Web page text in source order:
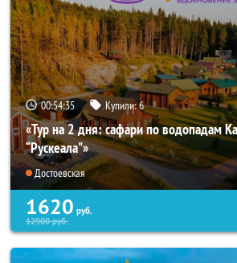
00:54:33 Купили:6
«Тур на 2 дня: сафари по водопадам
“Рускеала"»
Достоевская
1620 руб.
12900руб.